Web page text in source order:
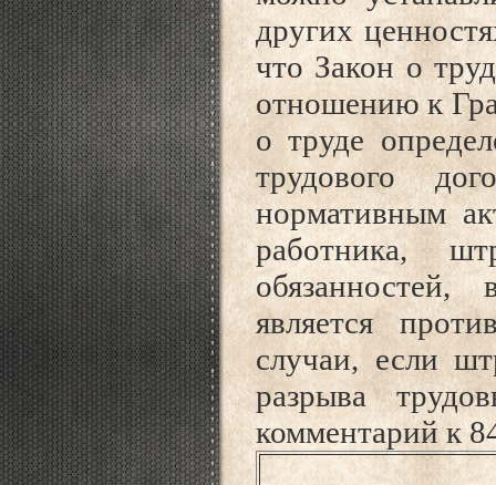
других
что Закон о
отношению к
о труде
трудового
нормативным
работника,
является
случаи, если
разрыва
комментарий к